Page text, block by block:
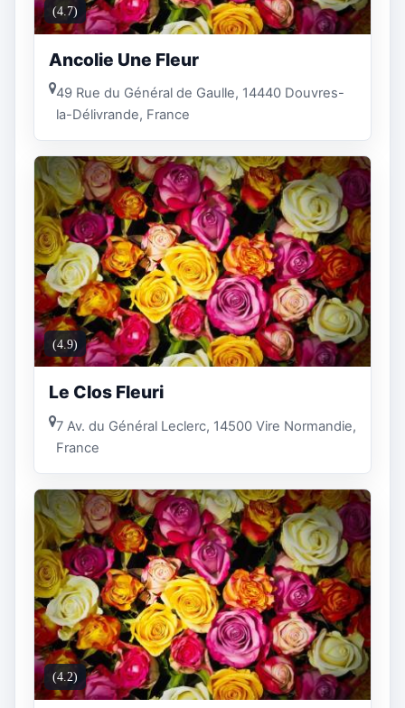
(4.7)
Ancolie Une Fleur
49 Rue du Général de Gaulle, 14440 Douvres-
la-Délivrande, France
(4.9)
Le Clos Fleuri
7 Av. du Général Leclerc, 14500 Vire Normandie,
France
(4.2)